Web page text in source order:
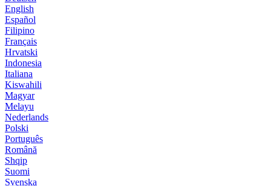
English
Español
Filipino
Français
Hrvatski
Indonesia
Italiana
Kiswahili
Magyar
Melayu
Nederlands
Polski
Português
Română
Shqip
Suomi
Svenska